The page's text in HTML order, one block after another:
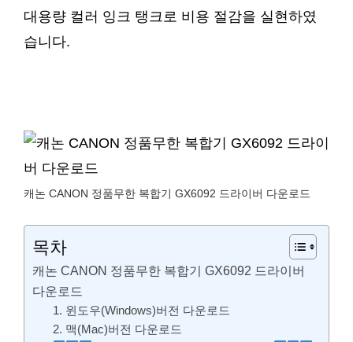
대용량 컬러 잉크 탱크로 비용 절감을 실현하였
습니다.
캐논 CANON 정품무한 복합기 GX6092 드라이버 다운로드
목차
캐논 CANON 정품무한 복합기 GX6092 드라이버
다운로드
1. 윈도우(Windows)버전 다운로드
2. 맥(Mac)버전 다운로드